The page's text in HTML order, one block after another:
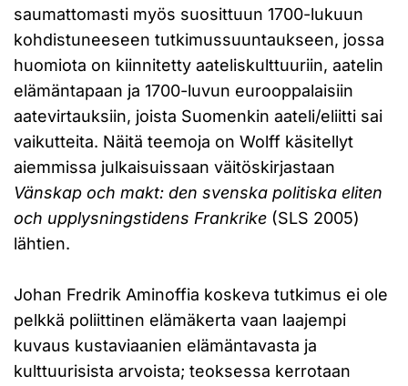
saumattomasti myös suosittuun 1700-lukuun
kohdistuneeseen tutkimussuuntaukseen, jossa
huomiota on kiinnitetty aateliskulttuuriin, aatelin
elämäntapaan ja 1700-luvun eurooppalaisiin
aatevirtauksiin, joista Suomenkin aateli/eliitti sai
vaikutteita. Näitä teemoja on Wolff käsitellyt
aiemmissa julkaisuissaan väitöskirjastaan
Vänskap och makt: den svenska politiska eliten
och upplysningstidens Frankrike (SLS 2005)
lähtien.
Johan Fredrik Aminoffia koskeva tutkimus ei ole
pelkkä poliittinen elämäkerta vaan laajempi
kuvaus kustaviaanien elämäntavasta ja
kulttuurisista arvoista; teoksessa kerrotaan